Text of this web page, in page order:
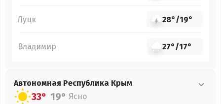
Луцк 28°/19°
Владимир 27°/17°
Автономная Республика Крым
33° 19° Ясно